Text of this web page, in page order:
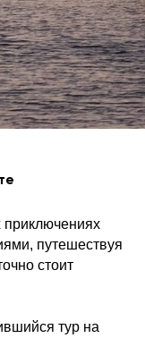
приключениях
путешествуя
стоит
тур на